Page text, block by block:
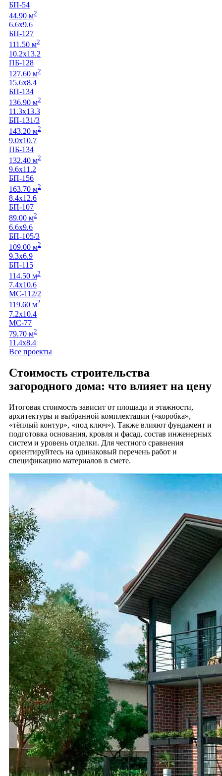
БП-54
44.90 м2
6.6х9.6
БП-127
111.50 м2
10.2х13.2
ПБ-128
127.60 м2
15.6х8.4
БП-134
136.90 м2
11.3х13.3
БП-131/3
143.20 м2
9.0х10.7
ПБ-134
132.40 м2
9.6х11.2
БП-156
163.70 м2
8.4х12.6
БП-107
89.00 м2
6.6х9.6
БП-105/3
109.00 м2
9.3х6.9
БП-115
114.50 м2
7.4х10.6
МС-112/2
119.60 м2
7.2х10.4
МС-77
79.70 м2
11.4х8.4
Все проекты
Стоимость строительства
загородного дома: что влияет на цену
Итоговая стоимость зависит от площади и этажности,
архитектуры и выбранной комплектации («коробка»,
«тёплый контур», «под ключ»). Также влияют фундамент и
подготовка основания, кровля и фасад, состав инженерных
систем и уровень отделки. Для честного сравнения
ориентируйтесь на одинаковый перечень работ и
спецификацию материалов в смете.